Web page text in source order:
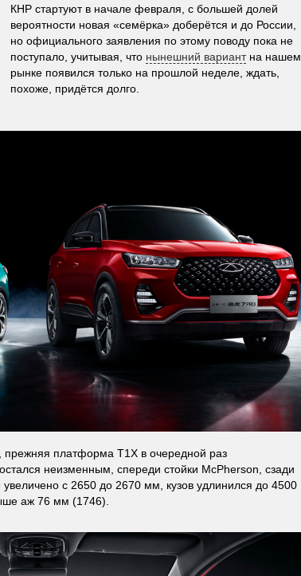
КНР стартуют в начале февраля, с большей долей
вероятности новая «семёрка» доберётся и до России,
но официального заявления по этому поводу пока не
поступало, учитывая, что нынешний вариантна нашем
рынке появился только на прошлой неделе, ждать,
похоже, придётся долго.
прежняя платформа T1X в очередной раз
неизменным, спереди стойки McPherson, сзади
с 2650 до 2670 мм, кузов удлинился до 4500
аж 76 мм (1746).